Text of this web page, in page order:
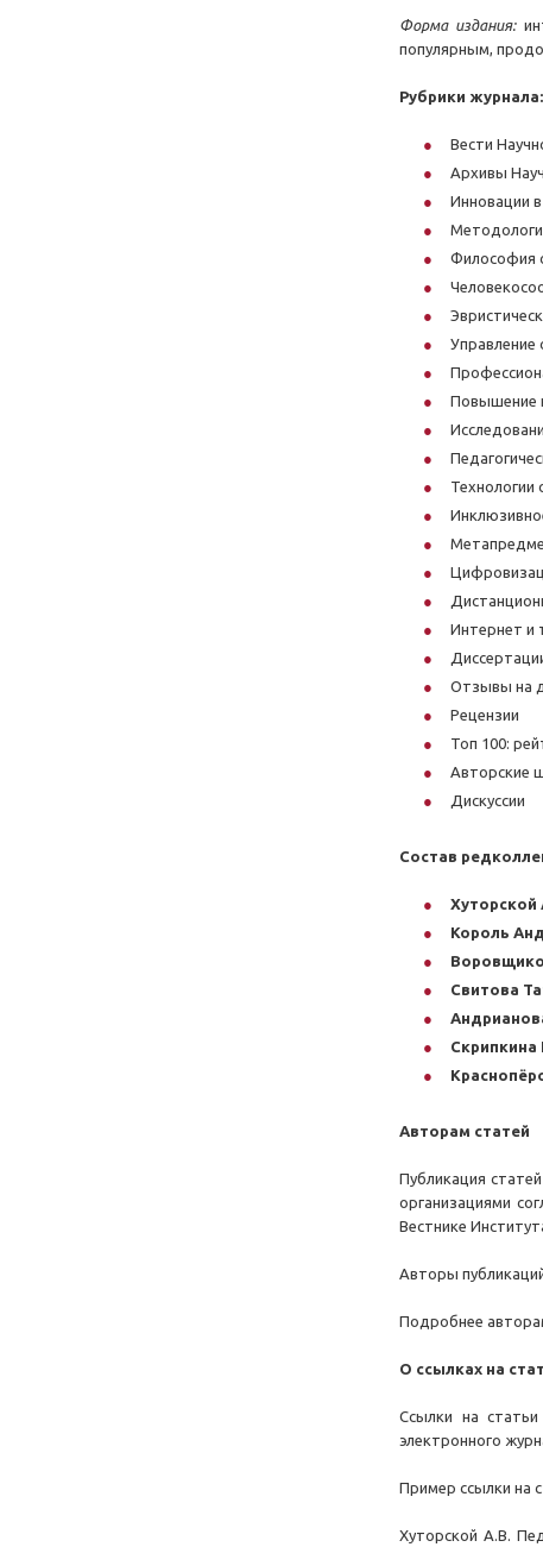
Форма издания:
популярным,
Рубрики журнала:
Вести
Архивы
Инновации
Философия
Управление
Повышение
Технологии
Интернет и
Отзывы на
Рецензии
Топ 100:
Авторские
Дискуссии
Состав
Хуторской
Король
Свитова
Авторам статей
Публикация
организациями
Вестнике
Авторы
Подробнее
О ссылках на
Ссылки на
электронного
Пример ссылки на
Хуторской А.В.